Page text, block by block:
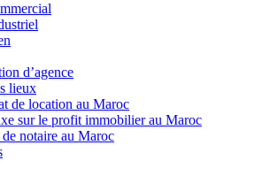
d’agence
lieux
de location au Maroc
sur le profit immobilier au Maroc
notaire au Maroc